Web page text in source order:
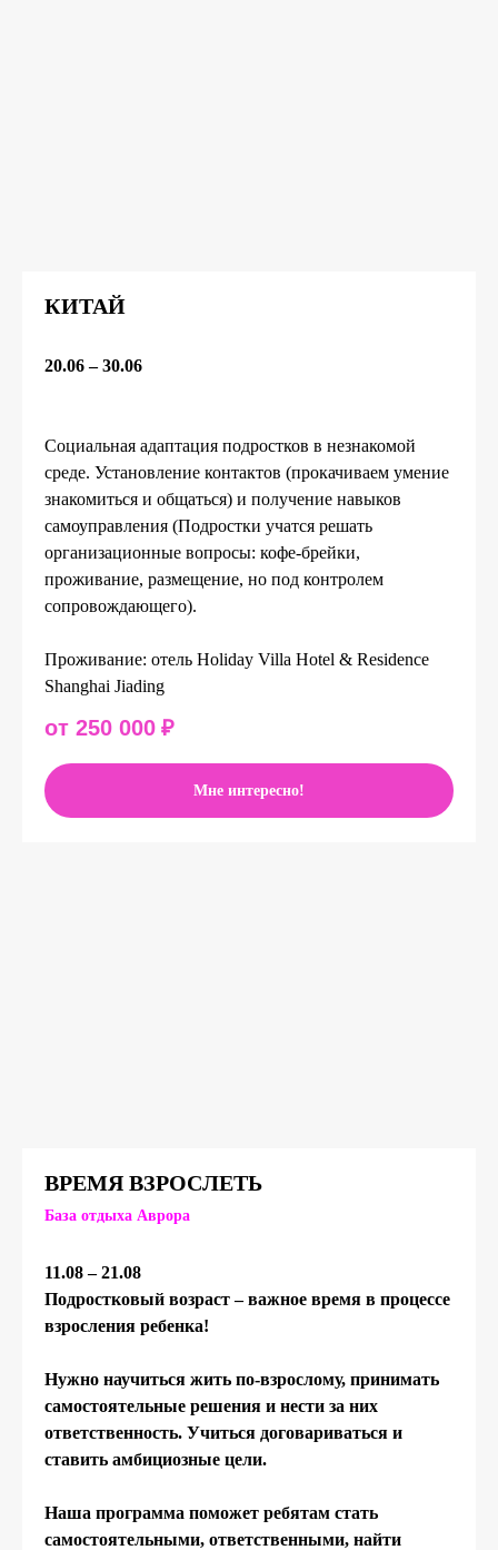
КИТАЙ
20.06 – 30.06
Социальная адаптация подростков в незнакомой
среде. Установление контактов (прокачиваем умение
знакомиться и общаться) и получение навыков
самоуправления (Подростки учатся решать
организационные вопросы: кофе-брейки,
проживание, размещение, но под контролем
сопровождающего).
Проживание: отель Holiday Villa Hotel & Residence
Shanghai Jiading
от 250 000 ₽
Мне интересно!
ВРЕМЯ ВЗРОСЛЕТЬ
База отдыха Аврора
11.08 – 21.08
Подростковый возраст – важное время в процессе
взросления ребенка!
Нужно научиться жить по-взрослому, принимать
самостоятельные решения и нести за них
ответственность. Учиться договариваться и
ставить амбициозные цели.
Наша программа поможет ребятам стать
самостоятельными, ответственными, найти